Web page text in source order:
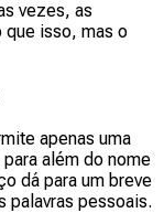
vezes, as
que isso, mas o
apenas uma
além do nome
dá para um breve
palavras pessoais.